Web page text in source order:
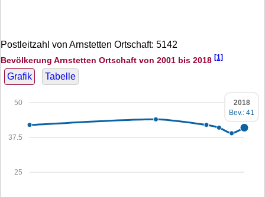
Postleitzahl von Arnstetten Ortschaft: 5142
Bevölkerung Arnstetten Ortschaft von 2001 bis 2018 [1]
Grafik Tabelle
25
37.5
50
2018
Bev.: 41